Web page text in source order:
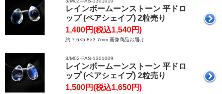
レインボームーンストーン 平ドロ
ップ (ペアシェイプ) 2粒売り
1,400円(税込1,540円)
約 7.6×5.8×3.7mm 画像商品お届け
3/M02-PAS-1301009
レインボームーンストーン 平ドロ
ップ (ペアシェイプ) 2粒売り
1,500円(税込1,650円)